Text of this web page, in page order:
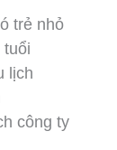
trẻ nhỏ
lịch
công ty